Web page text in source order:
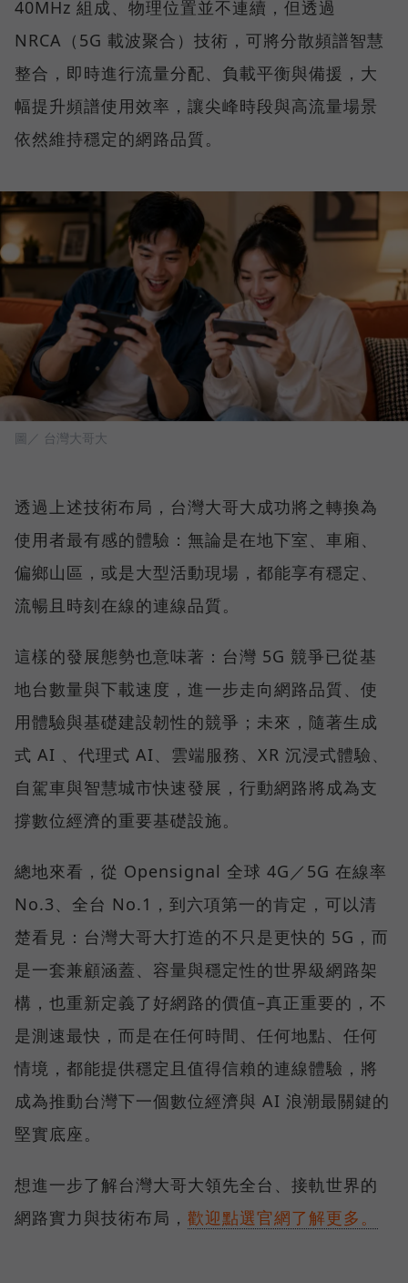
40MHz 組成、物理位置並不連續，但透過
NRCA（5G 載波聚合）技術，可將分散頻譜智慧
整合，即時進行流量分配、負載平衡與備援，大
幅提升頻譜使用效率，讓尖峰時段與高流量場景
依然維持穩定的網路品質。
圖／ 台灣大哥大
透過上述技術布局，台灣大哥大成功將之轉換為
使用者最有感的體驗：無論是在地下室、車廂、
偏鄉山區，或是大型活動現場，都能享有穩定、
流暢且時刻在線的連線品質。
這樣的發展態勢也意味著：台灣 5G 競爭已從基
地台數量與下載速度，進一步走向網路品質、使
用體驗與基礎建設韌性的競爭；未來，隨著生成
式 AI 、代理式 AI、雲端服務、XR 沉浸式體驗、
自駕車與智慧城市快速發展，行動網路將成為支
撐數位經濟的重要基礎設施。
總地來看，從 Opensignal 全球 4G／5G 在線率
No.3、全台 No.1，到六項第一的肯定，可以清
楚看見：台灣大哥大打造的不只是更快的 5G，而
是一套兼顧涵蓋、容量與穩定性的世界級網路架
構，也重新定義了好網路的價值–真正重要的，不
是測速最快，而是在任何時間、任何地點、任何
情境，都能提供穩定且值得信賴的連線體驗，將
成為推動台灣下一個數位經濟與 AI 浪潮最關鍵的
堅實底座。
想進一步了解台灣大哥大領先全台、接軌世界的
網路實力與技術布局， 歡迎點選官網了解更多。